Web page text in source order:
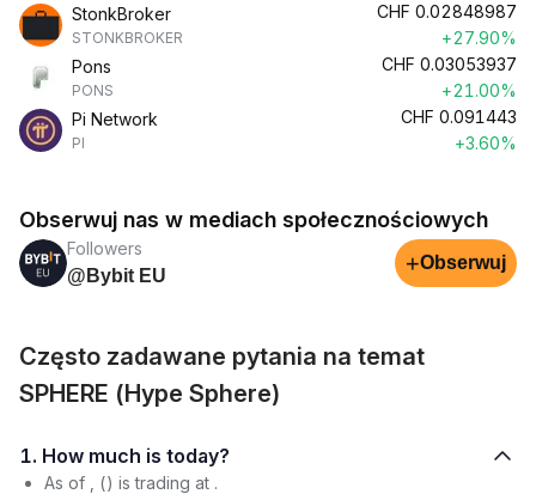
StonkBroker
STONKBROKER
CHF 0.02848987
+27.90%
Pons
PONS
CHF 0.03053937
+21.00%
Pi Network
PI
CHF 0.091443
+3.60%
Obserwuj nas w mediach społecznościowych
Followers
@Bybit EU
+Obserwuj
Często zadawane pytania na temat
SPHERE (Hype Sphere)
1. How much is today?
As of , () is trading at .